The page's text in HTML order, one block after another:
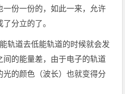
一份一份的，如此一来，允许
分立的了。
轨道去低能轨道的时候就会发
间的能量差，由于电子的轨道
光的颜色（波长）也就变得分